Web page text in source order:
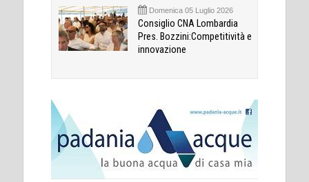
Domenica 05 Luglio 2026
Consiglio CNA Lombardia
Pres. Bozzini:Competitività e
innovazione